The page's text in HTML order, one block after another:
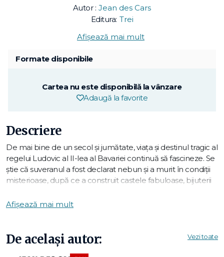
Autor : Jean des Cars
Editura: Trei
Afișează mai mult
Formate disponibile
Cartea nu este disponibilă la vânzare
Adaugă la favorite
Descriere
De mai bine de un secol și jumătate, viața și destinul tragic al
regelui Ludovic al II-lea al Bavariei continuă să fascineze. Se
știe că suveranul a fost declarat nebun și a murit în condiții
misterioase, după ce a construit castele fabuloase, bijuterii
A reînsuflețit lumea cavalerilor medievali și a fost un mare
compozitor de la faliment. A fost primul mecena al
festivalului de la Bayreuth. A fost totodată straniul confident
Afișează mai mult
De același autor: Vezi toate